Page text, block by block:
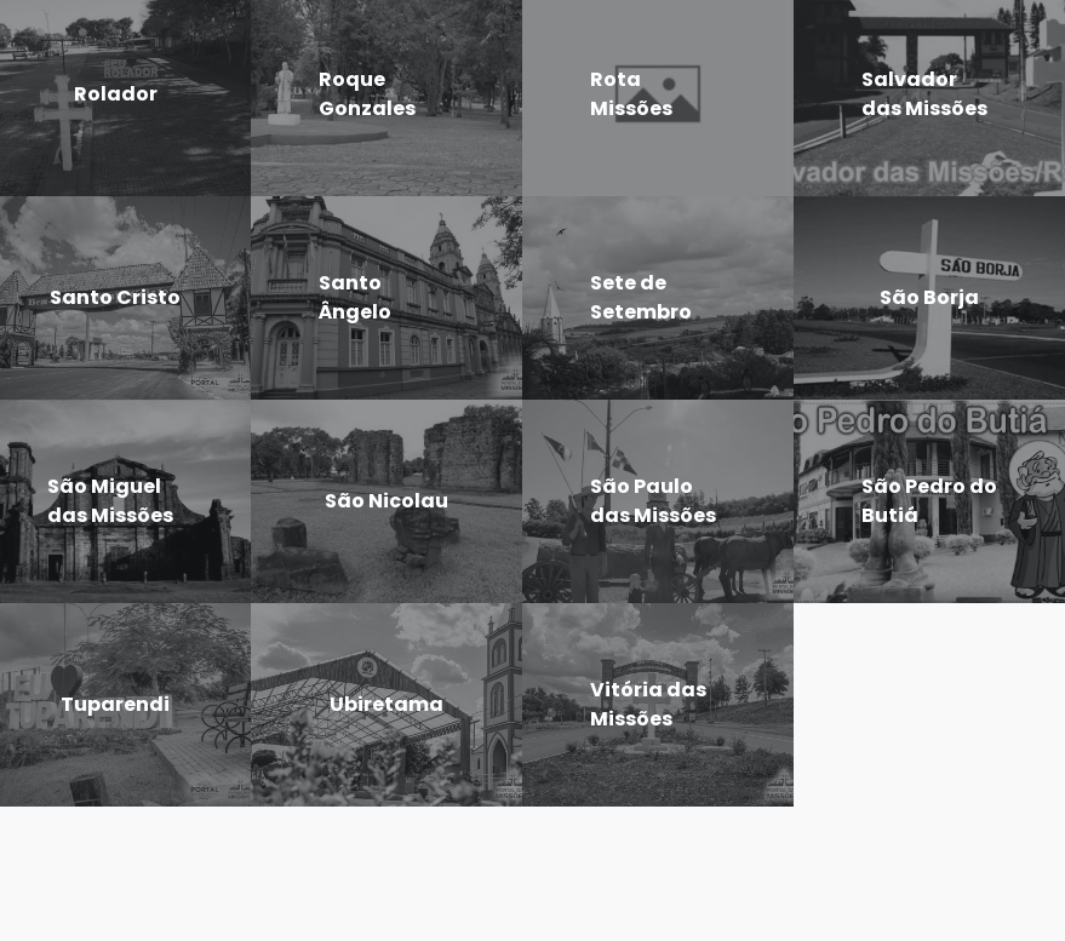
Rolador
Roque
Gonzales
Rota
Missões
Salvador
das Missões
Santo Cristo
Santo
Ângelo
Sete de
Setembro
São Borja
São Miguel
das Missões
São Nicolau
São Paulo
das Missões
São Pedro do
Butiá
Tuparendi Ubiretama
Vitória das
Missões